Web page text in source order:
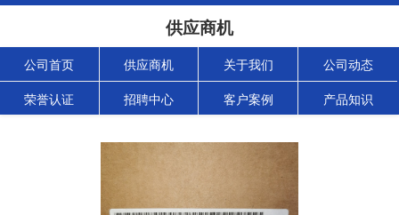
供应商机
公司首页 供应商机 关于我们 公司动态
荣誉认证 招聘中心 客户案例 产品知识